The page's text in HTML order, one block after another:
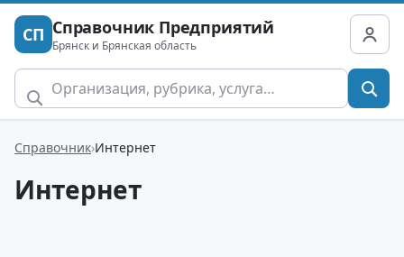
СП Справочник Предприятий
Брянск и Брянская область
Справочник Интернет
Интернет